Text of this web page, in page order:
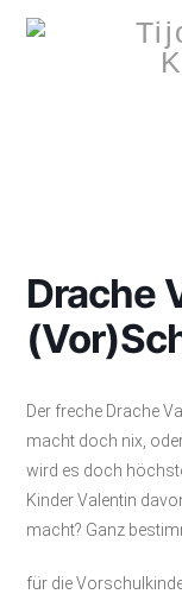
Drache
Der freche Drache
macht doch nix,
wird es doch
Kinder Valentin
macht? Ganz
für die